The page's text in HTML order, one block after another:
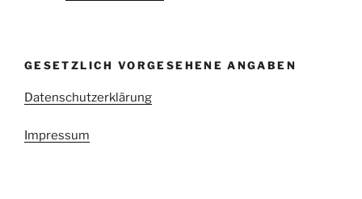
GESETZLICH VORGESEHENE ANGABEN
Datenschutzerklärung
Impressum